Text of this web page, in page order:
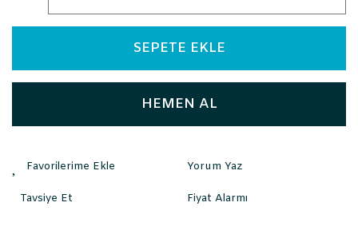
SEPETE EKLE
HEMEN AL
Yorum Yaz
Tavsiye Et Fiyat Alarmı